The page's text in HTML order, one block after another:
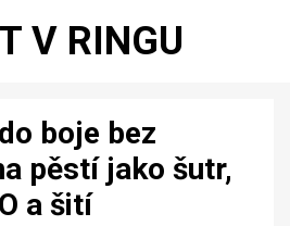
V RINGU
boje bez
pěstí jako šutr,
a šití